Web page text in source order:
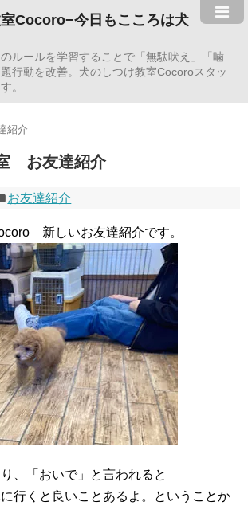
Cocoro−今日もこころは犬
ルールを学習することで「無駄吠え」「噛
行動を改善。犬のしつけ教室Cocoroスタッ
。
紹介
お友達紹介
お友達紹介
新しいお友達紹介です。
、「おいで」と言われると
行くと良いことあるよ。ということか